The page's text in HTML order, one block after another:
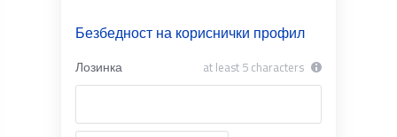
Безбедност на кориснички профил
Лозинка at least 5 characters